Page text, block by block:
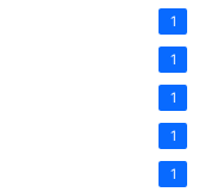
1
1
1
1
1